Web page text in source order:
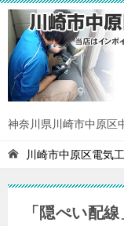
神奈川県川崎市中原区
川崎市中原区電気
「隠ぺい配